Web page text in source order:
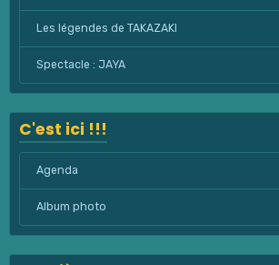
Les légendes de TAKAZAKI
Spectacle : JAYA
C'est ici !!!
Agenda
Album photo